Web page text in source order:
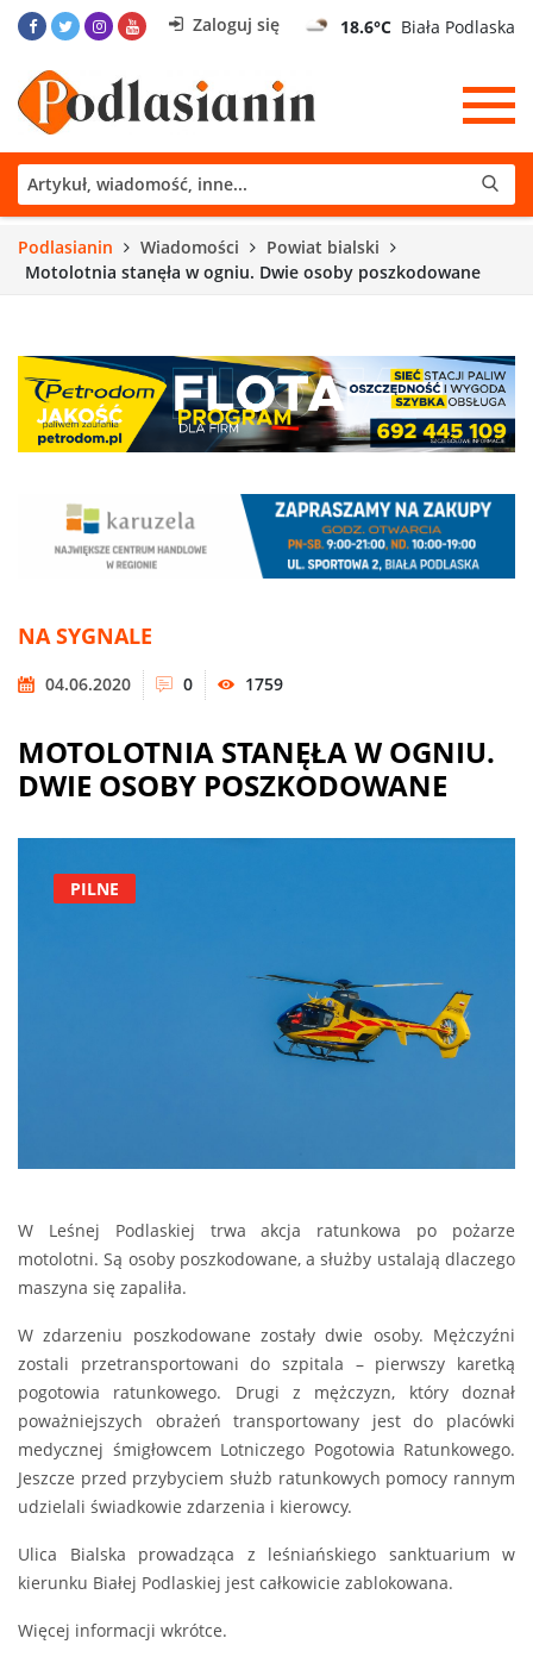
Zaloguj się 18.6°C Biała Podlaska
Podlasianin Wiadomości
Powiat bialski
Motolotnia stanęła w ogniu. Dwie osoby poszkodowane
NA SYGNALE
04.06.2020 0 1759
MOTOLOTNIA STANĘŁA W OGNIU.
DWIE OSOBY POSZKODOWANE
PILNE
W Leśnej Podlaskiej trwa akcja ratunkowa po pożarze
motolotni. Są osoby poszkodowane, a służby ustalają dlaczego
maszyna się zapaliła.
W zdarzeniu poszkodowane zostały dwie osoby. Mężczyźni
zostali przetransportowani do szpitala – pierwszy karetką
pogotowia ratunkowego. Drugi z mężczyzn, który doznał
poważniejszych obrażeń transportowany jest do placówki
medycznej śmigłowcem Lotniczego Pogotowia Ratunkowego.
Jeszcze przed przybyciem służb ratunkowych pomocy rannym
udzielali świadkowie zdarzenia i kierowcy.
Ulica Bialska prowadząca z leśniańskiego sanktuarium w
kierunku Białej Podlaskiej jest całkowicie zablokowana.
Więcej informacji wkrótce.